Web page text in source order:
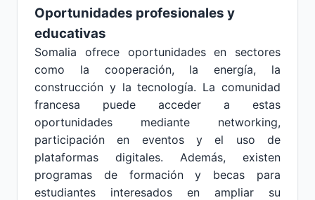
Oportunidades profesionales y
educativas
Somalia ofrece oportunidades en sectores
como la cooperación, la energía, la
construcción y la tecnología. La comunidad
francesa puede acceder a estas
oportunidades mediante networking,
participación en eventos y el uso de
plataformas digitales. Además, existen
programas de formación y becas para
estudiantes interesados en ampliar su